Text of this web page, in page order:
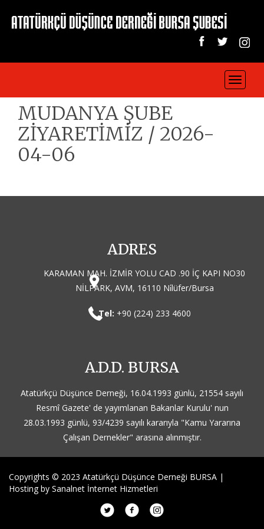
Toggle
MUDANYA ŞUBE
ZİYARETİMİZ / 2026-
04-06
ADRES
KARAMAN MAH. İZMİR YOLU CAD .90 İÇ KAPI NO30
NİLPARK, AVM, 16110 Ni̇lüfer/Bursa
Tel: +90 (224) 233 4600
A.D.D. BURSA
Atatürkçü Düşünce Derneği, 16.04.1993 günlü, 21554 sayılı
Resmî Gazete' de yayımlanan Bakanlar Kurulu' nun
28.03.1993 günlü, 93/4239 sayılı kararıyla "Kamu Yararına
Çalışan Dernekler" arasına alınmıştır.
Copyrights © 2023 Atatürkçü Düşünce Derneği BURSA |
Hosting by Sanalnet İnternet Hizmetleri